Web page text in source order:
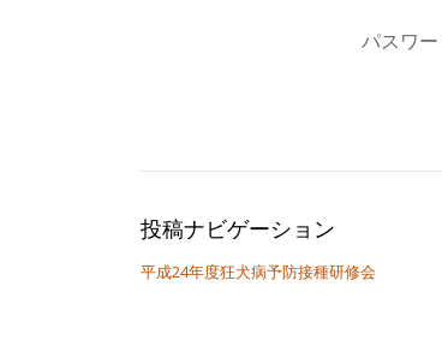
パスワ
投稿ナビゲーション
平成24年度狂犬病予防接種研修会